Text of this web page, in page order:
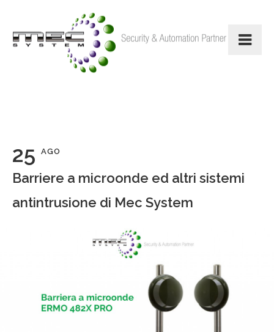
25 AGO
Barriere a microonde ed altri sistemi
antintrusione di Mec System